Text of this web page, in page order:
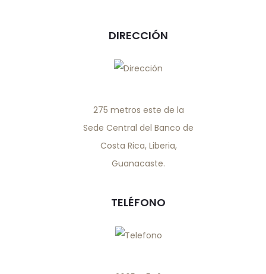
DIRECCIÓN
275 metros este de la
Sede Central del Banco de
Costa Rica, Liberia,
Guanacaste.
TELÉFONO